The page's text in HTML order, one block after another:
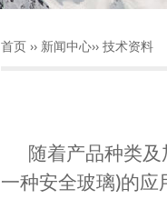
首页 ›› 新闻中心›› 技术资料
随着产品种类及
一种安全玻璃)的